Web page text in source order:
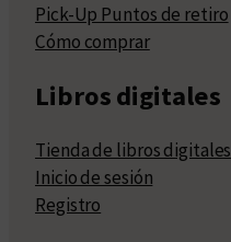
Pick-Up Puntos de retiro
Cómo comprar
Libros digitales
Tienda de libros digitales
Inicio de sesión
Registro